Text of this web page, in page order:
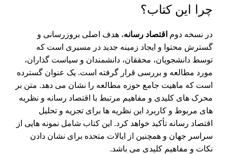
چرا این کتاب؟
در نسخه دوم اقتصاد رسانه، هدف اصلی بروزرسانی و
گسترش محتوا و ایجاد زمینه جدید در مسیری است که
توسط دانشجویان،‌ محققان، دانشمندان و سیاست گذاران،
مورد مطالعه و بررسی قرار گرفته است. یک عنوان گسترده
است که ماهیت جامع حوزه مطالعه را نشان می دهد. متن بر
محرک های کلیدی و مفاهیم مرتبط با اقتصاد رسانه و نظریه
های مربوط و کاربرد این نظریه ها برای تجزیه و تحلیل
اقتصاد رسانه تأکید خواهد کرد. این کتاب شامل نمونه هایی از
سراسر جهان و همچنین از ایالات متحده برای نشان دادن
نکات و مفاهیم کلیدی می باشد.